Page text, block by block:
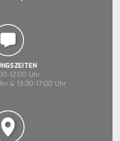
12:00 Uhr
& 13:30-17:00 Uhr